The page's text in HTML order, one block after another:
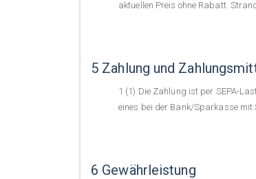
aktuellen Preis ohne Rabatt.
5 Zahlung und
(1) Die Zahlung ist per SEPA-
eines bei der Bank/Sparkasse mit
6 Gewährleistung